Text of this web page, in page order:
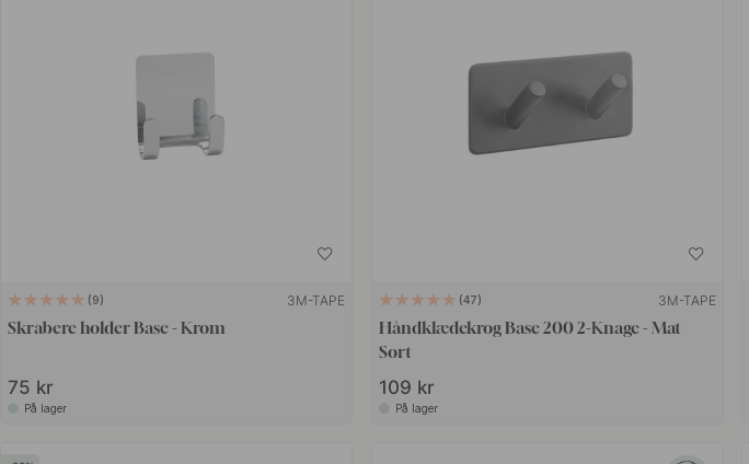
9 3M-TAPE
Skrabere holder Base - Krom
75 kr
På lager
47 3M-TAPE
Håndklædekrog Base 200 2-Knage - Mat
Sort
109 kr
På lager